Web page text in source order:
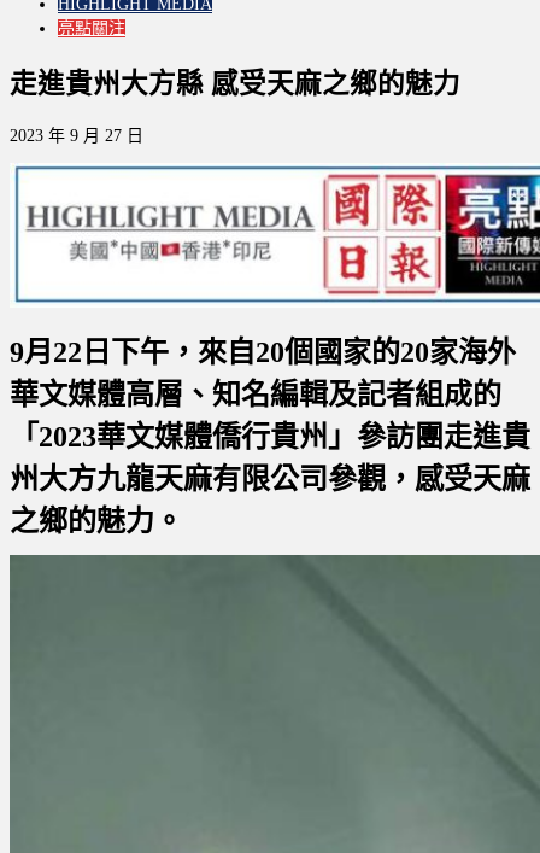
HIGHLIGHT MEDIA
亮點關注
走進貴州大方縣 感受天麻之鄉的魅力
2023 年 9 月 27 日
9月22日下午，來自20個國家的20家海外
華文媒體高層、知名編輯及記者組成的
「2023華文媒體僑行貴州」參訪團走進貴
州大方九龍天麻有限公司參觀，感受天麻
之鄉的魅力。